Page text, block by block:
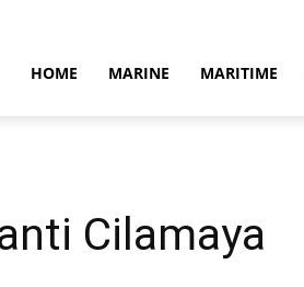
HOME MARINE MARITIME
Cilamaya